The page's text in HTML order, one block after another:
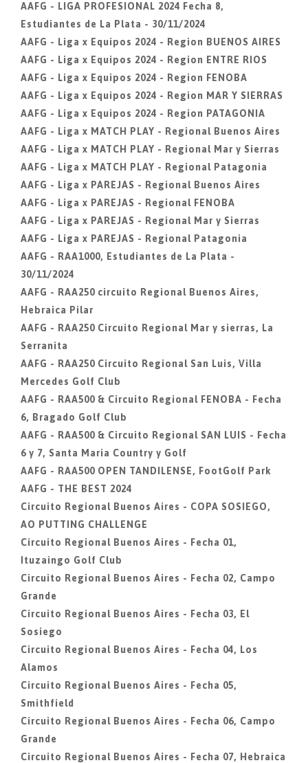
AAFG - LIGA PROFESIONAL 2024 Fecha 8,
Estudiantes de La Plata - 30/11/2024
AAFG - Liga x Equipos 2024 - Region BUENOS AIRES
AAFG - Liga x Equipos 2024 - Region ENTRE RIOS
AAFG - Liga x Equipos 2024 - Region FENOBA
AAFG - Liga x Equipos 2024 - Region MAR Y SIERRAS
AAFG - Liga x Equipos 2024 - Region PATAGONIA
AAFG - Liga x MATCH PLAY - Regional Buenos Aires
AAFG - Liga x MATCH PLAY - Regional Mar y Sierras
AAFG - Liga x MATCH PLAY - Regional Patagonia
AAFG - Liga x PAREJAS - Regional Buenos Aires
AAFG - Liga x PAREJAS - Regional FENOBA
AAFG - Liga x PAREJAS - Regional Mar y Sierras
AAFG - Liga x PAREJAS - Regional Patagonia
AAFG - RAA1000, Estudiantes de La Plata -
30/11/2024
AAFG - RAA250 circuito Regional Buenos Aires,
Hebraica Pilar
AAFG - RAA250 Circuito Regional Mar y sierras, La
Serranita
AAFG - RAA250 Circuito Regional San Luis, Villa
Mercedes Golf Club
AAFG - RAA500 & Circuito Regional FENOBA - Fecha
6, Bragado Golf Club
AAFG - RAA500 & Circuito Regional SAN LUIS - Fecha
6 y 7, Santa Maria Country y Golf
AAFG - RAA500 OPEN TANDILENSE, FootGolf Park
AAFG - THE BEST 2024
Circuito Regional Buenos Aires - COPA SOSIEGO,
AO PUTTING CHALLENGE
Circuito Regional Buenos Aires - Fecha 01,
Ituzaingo Golf Club
Circuito Regional Buenos Aires - Fecha 02, Campo
Grande
Circuito Regional Buenos Aires - Fecha 03, El
Sosiego
Circuito Regional Buenos Aires - Fecha 04, Los
Alamos
Circuito Regional Buenos Aires - Fecha 05,
Smithfield
Circuito Regional Buenos Aires - Fecha 06, Campo
Grande
Circuito Regional Buenos Aires - Fecha 07, Hebraica